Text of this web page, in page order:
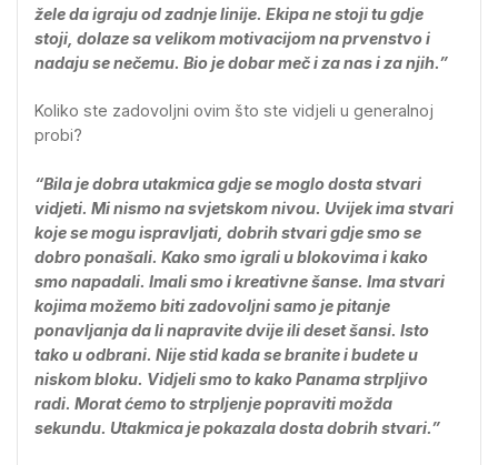
žele da igraju od zadnje linije. Ekipa ne stoji tu gdje
stoji, dolaze sa velikom motivacijom na prvenstvo i
nadaju se nečemu. Bio je dobar meč i za nas i za njih.”
Koliko ste zadovoljni ovim što ste vidjeli u generalnoj
probi?
“Bila je dobra utakmica gdje se moglo dosta stvari
vidjeti. Mi nismo na svjetskom nivou. Uvijek ima stvari
koje se mogu ispravljati, dobrih stvari gdje smo se
dobro ponašali. Kako smo igrali u blokovima i kako
smo napadali. Imali smo i kreativne šanse. Ima stvari
kojima možemo biti zadovoljni samo je pitanje
ponavljanja da li napravite dvije ili deset šansi. Isto
tako u odbrani. Nije stid kada se branite i budete u
niskom bloku. Vidjeli smo to kako Panama strpljivo
radi. Morat ćemo to strpljenje popraviti možda
sekundu. Utakmica je pokazala dosta dobrih stvari.”